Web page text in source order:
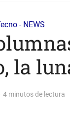
- NEWS
la
4 minutos de lectura